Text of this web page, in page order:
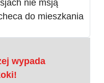
nie msją
do mieszkania
wypada